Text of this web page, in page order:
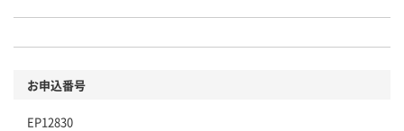
お申込番号
EP12830